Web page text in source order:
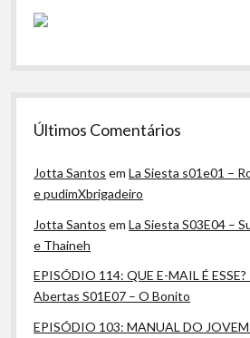
Últimos Comentários
Jotta Santos emLa Siesta s01e01 –
e pudimXbrigadeiro
Jotta Santos emLa Siesta S03E04 –
e Thaineh
EPISÓDIO 114: QUE E-MAIL É ESSE?
Abertas S01E07 – O Bonito
EPISÓDIO 103: MANUAL DO JOVEM